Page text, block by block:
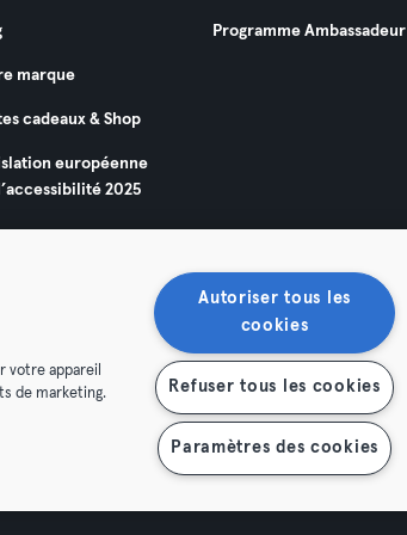
marque
cadeaux & Shop
européenne
2025
Programme Ambassadeur
Mentions légales
votre appareil
de marketing.
Autoriser tous les
cookies
Refuser tous les cookies
Paramètres des cookies